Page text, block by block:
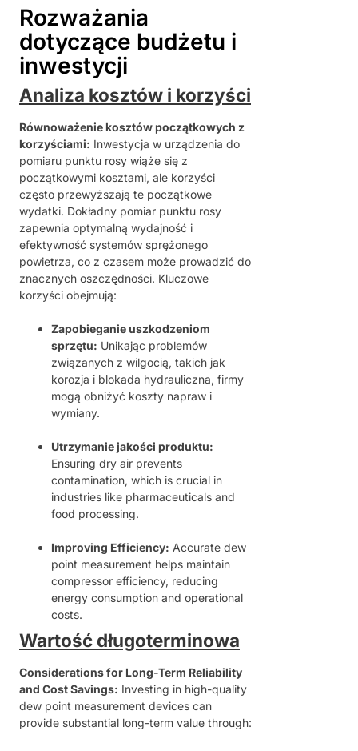
Rozważania
dotyczące budżetu i
inwestycji
Analiza kosztów i korzyści
Równoważenie kosztów początkowych z
korzyściami: Inwestycja w urządzenia do
pomiaru punktu rosy wiąże się z
początkowymi kosztami, ale korzyści
często przewyższają te początkowe
wydatki. Dokładny pomiar punktu rosy
zapewnia optymalną wydajność i
efektywność systemów sprężonego
powietrza, co z czasem może prowadzić do
znacznych oszczędności. Kluczowe
korzyści obejmują:
Zapobieganie uszkodzeniom
sprzętu: Unikając problemów
związanych z wilgocią, takich jak
korozja i blokada hydrauliczna, firmy
mogą obniżyć koszty napraw i
wymiany.
Utrzymanie jakości produktu:
Ensuring dry air prevents
contamination, which is crucial in
industries like pharmaceuticals and
food processing.
Improving Efficiency: Accurate dew
point measurement helps maintain
compressor efficiency, reducing
energy consumption and operational
costs.
Wartość długoterminowa
Considerations for Long-Term Reliability
and Cost Savings: Investing in high-quality
dew point measurement devices can
provide substantial long-term value through: